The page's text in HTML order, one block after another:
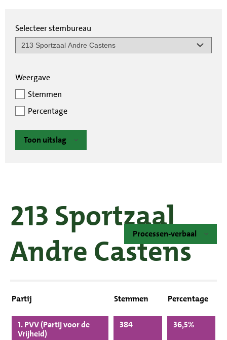
Selecteer stembureau
Weergave
Stemmen
Percentage
Toon uitslag
213 Sportzaal
Andre Castens
Processen-verbaal
Partij Stemmen Percentage
1. PVV (Partij voor de
Vrijheid)
384 36,5%